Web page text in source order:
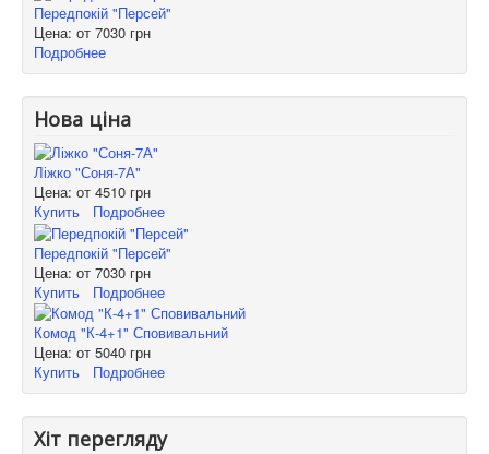
Передпокій "Персей"
Цена: от 7030 грн
Подробнее
Нова ціна
Ліжко "Соня-7А"
Цена: от 4510 грн
Купить
Подробнее
Передпокій "Персей"
Цена: от 7030 грн
Купить
Подробнее
Комод "К-4+1" Сповивальний
Цена: от 5040 грн
Купить
Подробнее
Хіт перегляду